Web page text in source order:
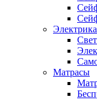
Матрасы